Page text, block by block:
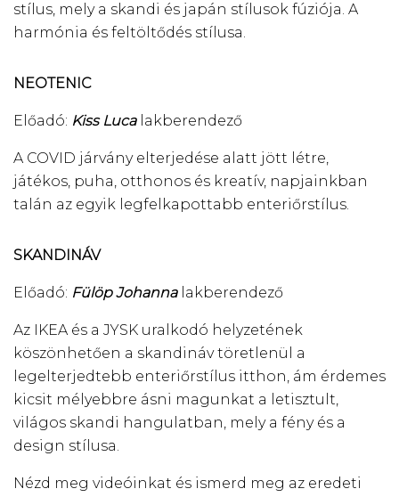
stílus, mely a skandi és japán stílusok fúziója. A
harmónia és feltöltődés stílusa.
NEOTENIC
Előadó: Kiss Lucalakberendező
A COVID járvány elterjedése alatt jött létre,
játékos, puha, otthonos és kreatív, napjainkban
talán az egyik legfelkapottabb enteriőrstílus.
SKANDINÁV
Előadó: Fülöp Johannalakberendező
Az IKEA és a JYSK uralkodó helyzetének
köszönhetően a skandináv töretlenül a
legelterjedtebb enteriőrstílus itthon, ám érdemes
kicsit mélyebbre ásni magunkat a letisztult,
világos skandi hangulatban, mely a fény és a
design stílusa.
Nézd meg videóinkat és ismerd meg az eredeti